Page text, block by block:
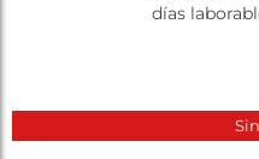
días